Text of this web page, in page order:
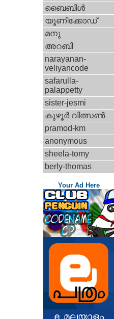
ബൈബിള്‍
യൂണിക്കോഡ്
മനു
അറബി
narayanan-
veliyancode
safarulla-
palappetty
sister-jesmi
കുഴൂര്‍ വിത്സണ്‍
pramod-km
anonymous
sheela-tomy
berly-thomas
Your Ad Here